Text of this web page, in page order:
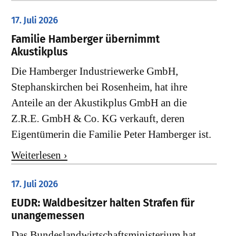
17. Juli 2026
Familie Hamberger übernimmt
Akustikplus
Die Hamberger Industriewerke GmbH,
Stephanskirchen bei Rosenheim, hat ihre
Anteile an der Akustikplus GmbH an die
Z.R.E. GmbH & Co. KG verkauft, deren
Eigentümerin die Familie Peter Hamberger ist.
Weiterlesen ›
17. Juli 2026
EUDR: Waldbesitzer halten Strafen für
unangemessen